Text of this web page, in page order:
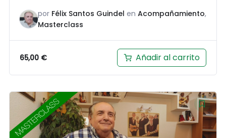
por Félix Santos Guindel en Acompañamiento,
Masterclass
65,00 € Añadir al carrito